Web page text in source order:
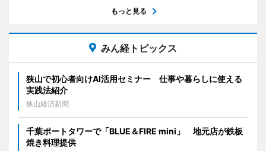
もっと見る
みん経トピックス
狭山で初心者向けAI活用セミナー 仕事や暮らしに使える
実践法紹介
狭山経済新聞
千葉ポートタワーで「BLUE＆FIRE mini」 地元店が鉄板
焼き料理提供